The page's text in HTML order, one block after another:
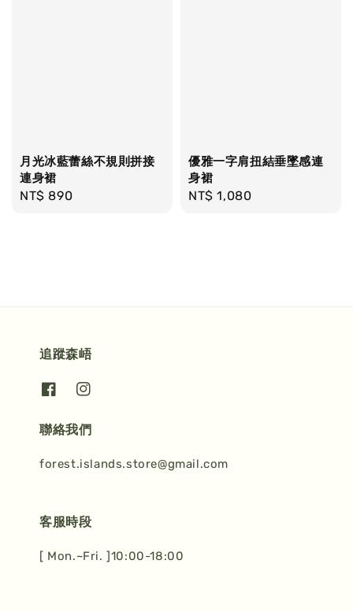
月光冰藍蕾絲不規則拼接
連身裙
Regular
NT$ 890
優雅一字肩扭結垂墜感連
身裙
Regular
NT$ 1,080
追蹤森峿
聯絡我們
forest.islands.store@gmail.com
客服時段
[ Mon.~Fri. ]10:00-18:00